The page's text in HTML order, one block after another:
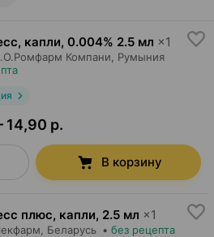
капли, 0.004% 2.5 мл ×1
Компани , Румыния
14,90 р.
В корзину
плюс, капли, 2.5 мл ×1
, Беларусь • без рецепта